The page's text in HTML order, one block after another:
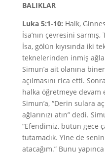
BALIKLAR
Luka 5:1-10: Halk,
İsa’nın çevresini
İsa, gölün kıyısında iki
teknelerinden inmiş
Simun’a ait olanına
açılmasını rica etti.
halka öğretmeye devam
Simun’a, “Derin sulara
ağlarınızı atın” dedi.
“Efendimiz, bütün gece
tutamadık. Yine de
atacağım.” Bunu